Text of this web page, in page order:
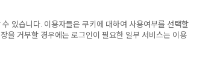
있습니다. 이용자들은 쿠키에 대하여 사용여부를 선택할
을 거부할 경우에는 로그인이 필요한 일부 서비스는 이용